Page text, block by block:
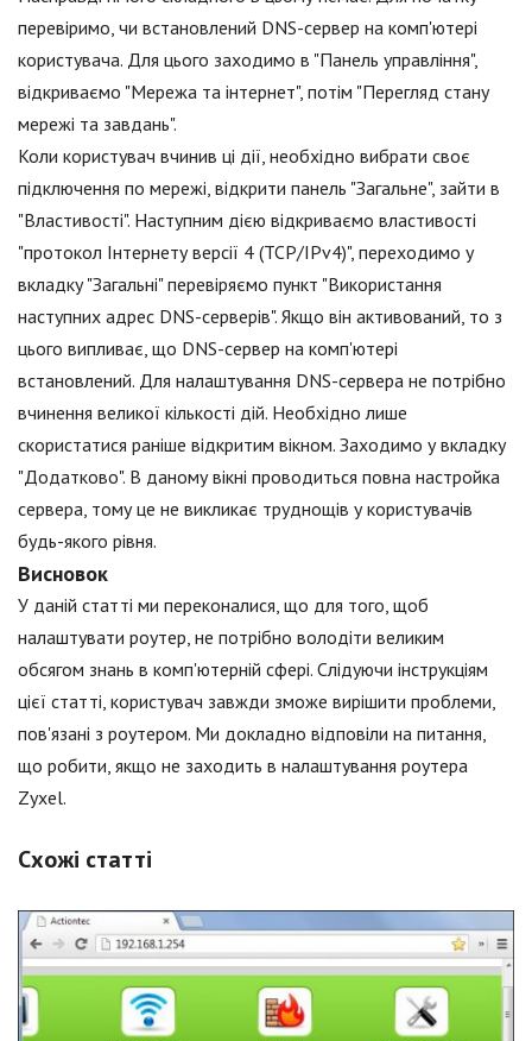
перевіримо, чи встановлений DNS-сервер на комп'ютері
користувача. Для цього заходимо в "Панель управління",
відкриваємо "Мережа та інтернет", потім "Перегляд стану
мережі та завдань".
Коли користувач вчинив ці дії, необхідно вибрати своє
підключення по мережі, відкрити панель "Загальне", зайти в
"Властивості". Наступним дією відкриваємо властивості
"протокол Інтернету версії 4 (TCP/IPv4)", переходимо у
вкладку "Загальні" перевіряємо пункт "Використання
наступних адрес DNS-серверів". Якщо він активований, то з
цього випливає, що DNS-сервер на комп'ютері
встановлений. Для налаштування DNS-сервера не потрібно
вчинення великої кількості дій. Необхідно лише
скористатися раніше відкритим вікном. Заходимо у вкладку
"Додатково". В даному вікні проводиться повна настройка
сервера, тому це не викликає труднощів у користувачів
будь-якого рівня.
Висновок
У даній статті ми переконалися, що для того, щоб
налаштувати роутер, не потрібно володіти великим
обсягом знань в комп'ютерній сфері. Слідуючи інструкціям
цієї статті, користувач завжди зможе вирішити проблеми,
пов'язані з роутером. Ми докладно відповіли на питання,
що робити, якщо не заходить в налаштування роутера
Zyxel.
Схожі статті